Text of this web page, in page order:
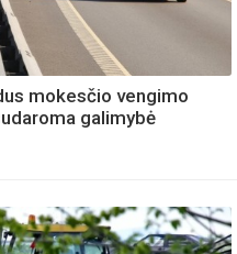
mokesčio vengimo
galimybė